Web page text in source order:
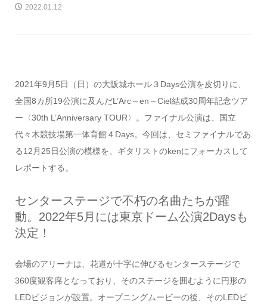
2022.01.12
2021年9月5日（日）の大阪城ホール３Days公演を皮切りに、
全国8カ所19公演に及んだL’Arc～en～Ciel結成30周年記念ツア
ー〈30th L’Anniversary TOUR〉。ファイナル公演は、国立
代々木競技場第一体育館４Days。今回は、セミファイナルであ
る12月25日公演の模様を、ギタリストのkenにフォーカスして
レポートする。
センターステージで不朽の名曲たちが躍
動。2022年5月には東京ドーム公演2Daysも
決定！
会場のアリーナは、花道が十字に伸びるセンターステージで
360度観客席となっており、そのステージを囲むように円形の
LEDビジョンが設置。オープニングムービーの後、そのLEDビ